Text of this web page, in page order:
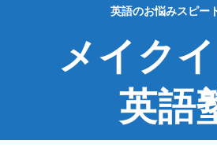
英語のお悩みスピー
メイク
英語